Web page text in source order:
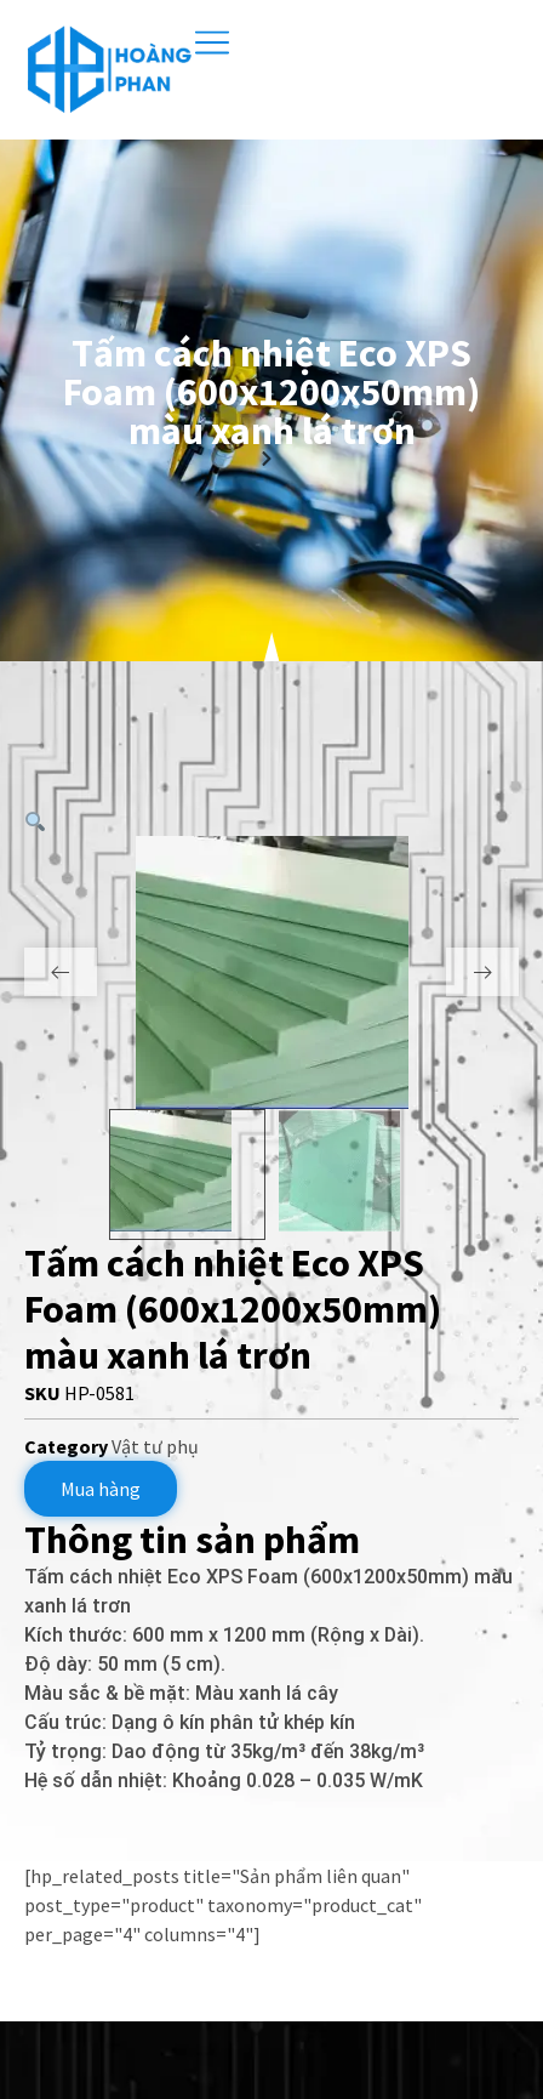
Tấm cách nhiệt Eco XPS
Foam (600x1200x50mm)
màu xanh lá trơn
Tấm cách nhiệt Eco XPS
Foam (600x1200x50mm)
màu xanh lá trơn
SKU HP-0581
CategoryVật tư phụ
Mua hàng
Thông tin sản phẩm
Tấm cách nhiệt Eco XPS Foam (600x1200x50mm) màu
xanh lá trơn
Kích thước: 600 mm x 1200 mm (Rộng x Dài).
Độ dày: 50 mm (5 cm).
Màu sắc & bề mặt: Màu xanh lá cây
Cấu trúc: Dạng ô kín phân tử khép kín
Tỷ trọng: Dao động từ 35kg/m³ đến 38kg/m³
Hệ số dẫn nhiệt: Khoảng 0.028 – 0.035 W/mK
[hp_related_posts title="Sản phẩm liên quan"
post_type="product" taxonomy="product_cat"
per_page="4" columns="4"]